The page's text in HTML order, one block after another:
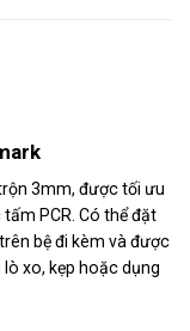
3mm, được tối ưu
PCR. Có thể đặt
bệ đi kèm và được
xo, kẹp hoặc dụng